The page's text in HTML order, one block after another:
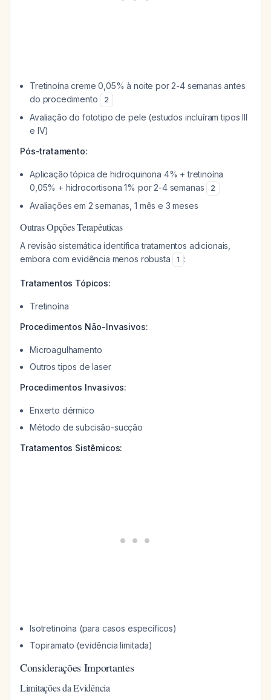
Tretinoína creme 0,05% à noite por 2-4 semanas antes
do procedimento
2
Avaliação do fototipo de pele (estudos incluíram tipos III
e IV)
Pós-tratamento:
Aplicação tópica de hidroquinona 4% + tretinoína
0,05% + hidrocortisona 1% por 2-4 semanas
2
Avaliações em 2 semanas, 1 mês e 3 meses
Outras Opções Terapêuticas
A revisão sistemática identifica tratamentos adicionais,
embora com evidência menos robusta
1 :
Tratamentos Tópicos:
Tretinoína
Procedimentos Não-Invasivos:
Microagulhamento
Outros tipos de laser
Procedimentos Invasivos:
Enxerto dérmico
Método de subcisão-sucção
Tratamentos Sistêmicos:
Isotretinoína (para casos específicos)
Topiramato (evidência limitada)
Considerações Importantes
Limitações da Evidência